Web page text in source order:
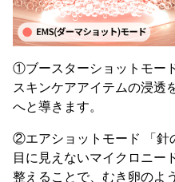
①ブースターショットモー
スキンケアアイテムの浸透
へと導きます。
②エアショットモード 「針
目に見えないマイクロニー
整えることで、むき卵のよ